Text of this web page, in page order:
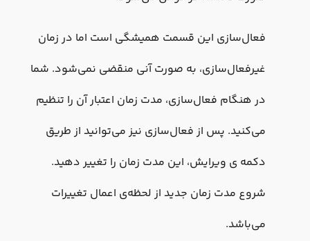
فعال‌سازی این قسمت همیشگی است اما در زمان
غیرفعال‌سازی، به صورت آنی منقضی نمی‌شود. شما
در هنگام فعال‌سازی، مدت زمان اعتبار آن را تنظیم
می‌کنید. پس از فعال‌سازی نیز می‌توانید از طریق
دکمه ی ویرایش، این مدت زمان را تغییر دهید.
شروع مدت زمان جدید از لحظه‌ی اعمال تغییرات
می‌باشد.